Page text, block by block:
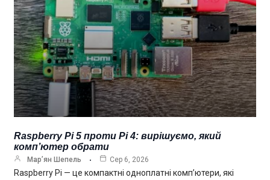
Raspberry Pi 5 проти Pi 4: вирішуємо, який
комп’ютер обрати
Мар’ян Шепель Сер 6, 2026
Raspberry Pi — це компактні одноплатні комп’ютери, які